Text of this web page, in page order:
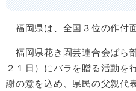
福岡県は、全国３位の作付
福岡県花き園芸連合会ばら
２１日）にバラを贈る活動を
謝の意を込め、県民の父親代